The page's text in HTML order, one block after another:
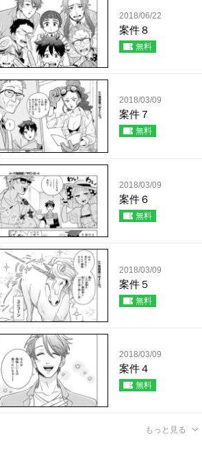
2018/06/22
案件８
無料
2018/03/09
案件７
無料
2018/03/09
案件６
無料
2018/03/09
案件５
無料
2018/03/09
案件４
無料
もっと見る